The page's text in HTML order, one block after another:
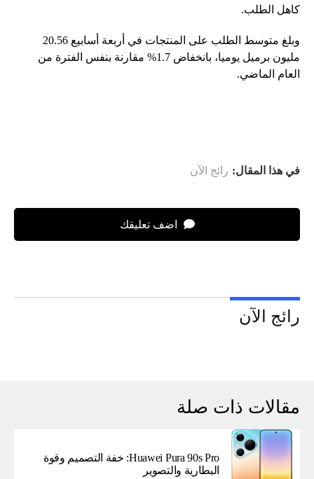
كاهل الطلب.
وبلغ متوسط ​​الطلب على المنتجات في أربعة أسابيع 20.56
مليون برميل يوميا، بانخفاض 1.7% مقارنة بنفس الفترة من
العام الماضي.
في هذا المقال: رائج الآن
اضف تعليقك
رائج الآن
مقالات ذات صلة
Huawei Pura 90s Pro: خفة التصميم وقوة
البطارية والتصوير